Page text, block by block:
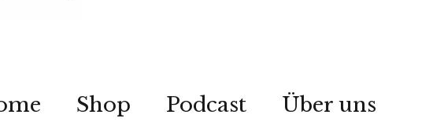
Shop Podcast Über uns